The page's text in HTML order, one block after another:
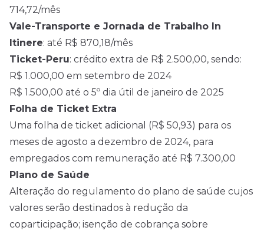
714,72/mês
Vale-Transporte e Jornada de Trabalho In
Itinere: até R$ 870,18/mês
Ticket-Peru: crédito extra de R$ 2.500,00, sendo:
R$ 1.000,00 em setembro de 2024
R$ 1.500,00 até o 5º dia útil de janeiro de 2025
Folha de Ticket Extra
Uma folha de ticket adicional (R$ 50,93) para os
meses de agosto a dezembro de 2024, para
empregados com remuneração até R$ 7.300,00
Plano de Saúde
Alteração do regulamento do plano de saúde cujos
valores serão destinados à redução da
coparticipação; isenção de cobrança sobre